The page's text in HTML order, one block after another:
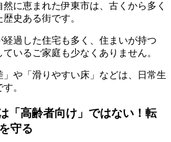
に恵まれた伊東市は、古くから多く
史ある街です。
過した住宅も多く、住まいが持つ
いるご家庭も少なくありません。
や「滑りやすい床」などは、日常生
。
「高齢者向け」ではない！転
守る